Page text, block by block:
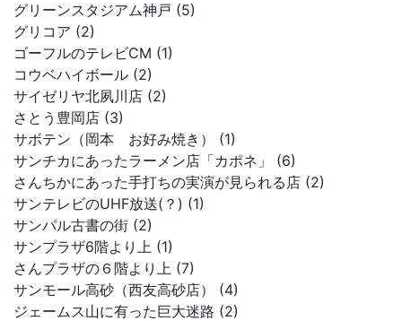
グリーンスタジアム神戸 (5)
グリコア (2)
ゴーフルのテレビCM (1)
コウベハイボール (2)
サイゼリヤ北夙川店 (2)
さとう豊岡店 (3)
サボテン（岡本 お好み焼き） (1)
サンチカにあったラーメン店「カポネ」 (6)
さんちかにあった手打ちの実演が見られる店 (2)
サンテレビのUHF放送(？) (1)
サンパル古書の街 (2)
サンプラザ6階より上 (1)
さんプラザの６階より上 (7)
サンモール高砂（西友高砂店） (4)
ジェームス山に有った巨大迷路 (2)